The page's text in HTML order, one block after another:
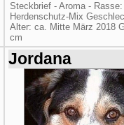
Steckbrief - Aroma - Rasse:
Herdenschutz-Mix
Alter: ca. Mitte März 2018
cm
Jordana